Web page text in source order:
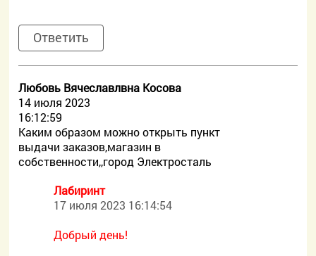
Ответить
Любовь Вячеславлвна Косова
14 июля 2023
16:12:59
Каким образом можно открыть пункт
выдачи заказов,магазин в
собственности,,город Электросталь
Лабиринт
17 июля 2023 16:14:54
Добрый день!